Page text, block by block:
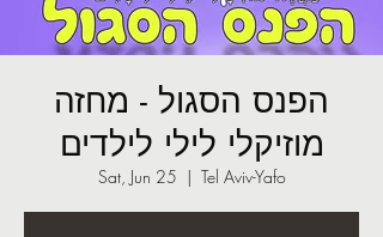
הפנס הסגול - מחזה
מוזיקלי לילי לילדים
Sat, Jun 25
  |
Tel Aviv-Yafo